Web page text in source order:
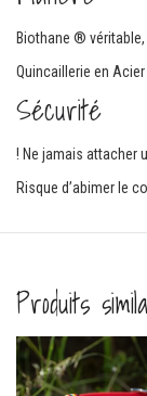
Biothane ®
Quincaillerie en
Sécurité
! Ne jamais attacher
Risque d’abimer le
Produits